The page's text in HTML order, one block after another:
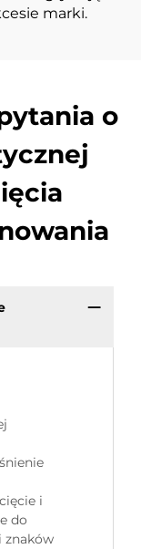
marki.
o
i
do
znaków